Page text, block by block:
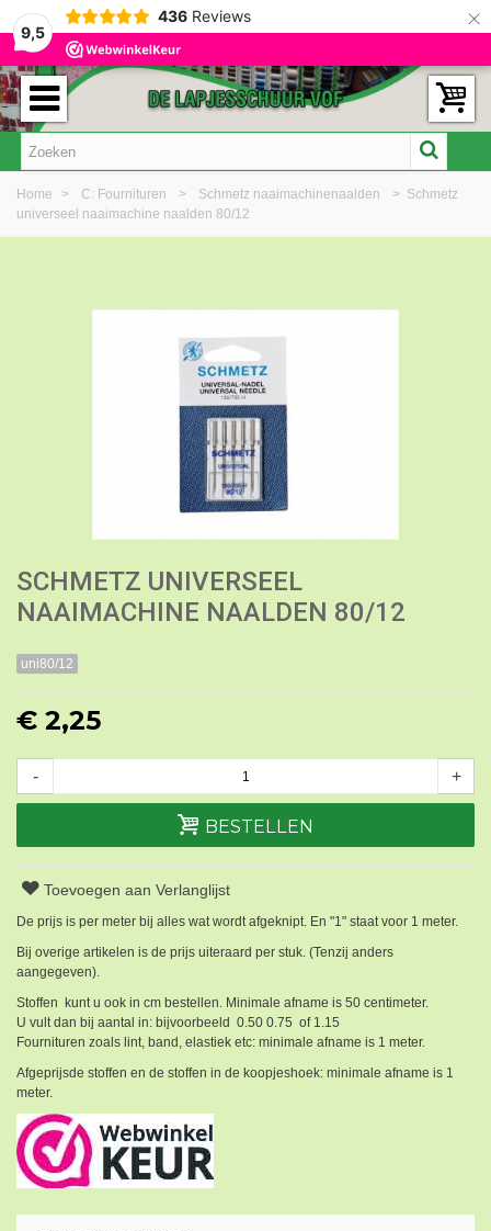
9,5
436 Reviews ×
Home > C: Fournituren > Schmetz naaimachinenaalden > Schmetz
universeel naaimachine naalden 80/12
SCHMETZ UNIVERSEEL
NAAIMACHINE NAALDEN 80/12
uni80/12
€ 2,25
- +
BESTELLEN
Toevoegen aan Verlanglijst
De prijs is per meter bij alles wat wordt afgeknipt. En "1" staat voor 1 meter.
Bij overige artikelen is de prijs uiteraard per stuk. (Tenzij anders
aangegeven).
Stoffen kunt u ook in cm bestellen. Minimale afname is 50 centimeter.
U vult dan bij aantal in: bijvoorbeeld 0.50 0.75 of 1.15
Fournituren zoals lint, band, elastiek etc: minimale afname is 1 meter.
Afgeprijsde stoffen en de stoffen in de koopjeshoek: minimale afname is 1
meter.